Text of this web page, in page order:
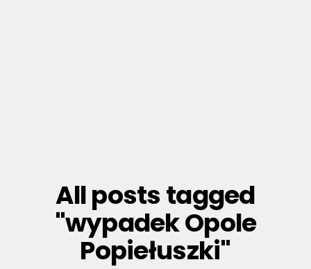
All posts tagged
"wypadek Opole
Popiełuszki"